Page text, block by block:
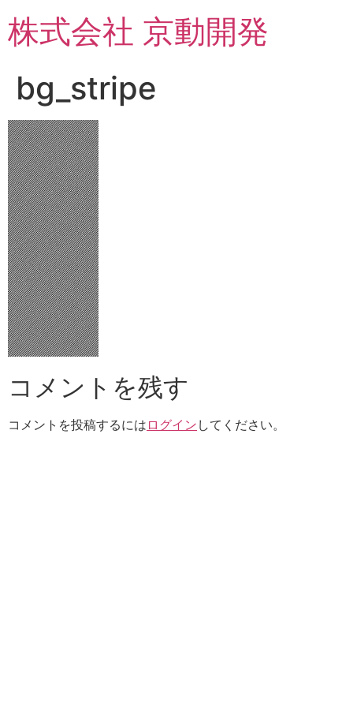
ン
テ
ス
キ
ッ
プ
株式会社 京動開発
bg_stripe
コメントを残す
コメントを投稿するには ログイン してください。